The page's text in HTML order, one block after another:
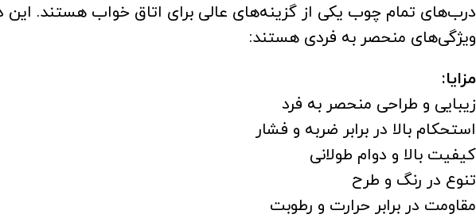
درب‌های تمام چوب یکی از گزینه‌های عالی برای اتاق خواب هستند.
ویژگی‌های منحصر به فردی هستند:
مزایا:
زیبایی و طراحی منحصر به فرد
استحکام بالا در برابر ضربه و فشار
کیفیت بالا و دوام طولانی
تنوع در رنگ و طرح
مقاومت در برابر حرارت و رطوبت